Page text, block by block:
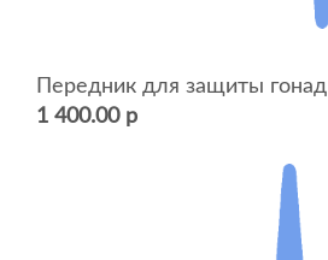
Передник для защиты гонад
1 400.00 р